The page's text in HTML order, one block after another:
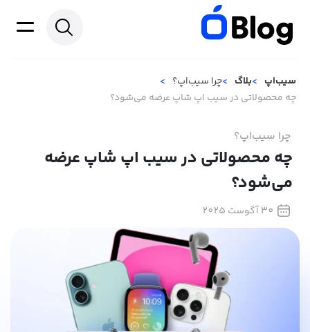
سیب‌اپ بلاگ
چرا سیب‌اپ؟
چه محصولاتی در سیب اپ شاپ عرضه می‌شود؟
چرا سیب‌اپ؟
چه محصولاتی در سیب اپ شاپ عرضه
می‌شود؟
30 آگوست 2025